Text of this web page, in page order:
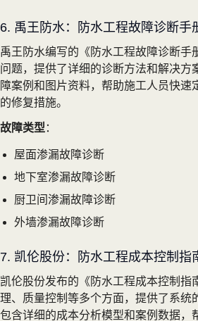
6. 禹王防水：防水工程故障诊断手
禹王防水编写的《防水工程故障诊断手
问题，提供了详细的诊断方法和解决方
障案例和图片资料，帮助施工人员快速
的修复措施。
故障类型 ：
屋面渗漏故障诊断
地下室渗漏故障诊断
厨卫间渗漏故障诊断
外墙渗漏故障诊断
7. 凯伦股份：防水工程成本控制指
凯伦股份发布的《防水工程成本控制指
理、质量控制等多个方面，提供了系统
包含详细的成本分析模型和案例数据，